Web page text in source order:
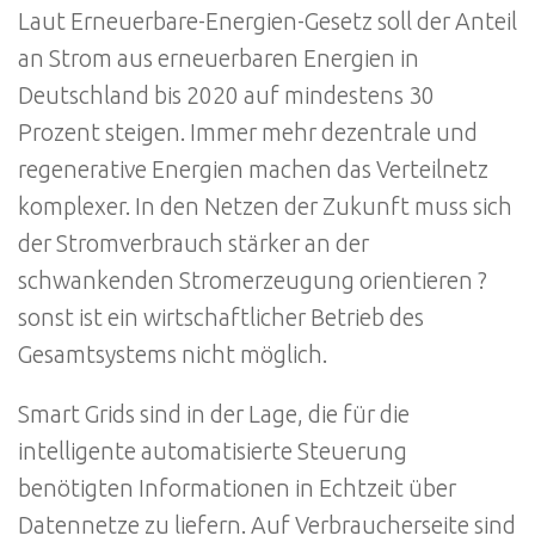
Laut Erneuerbare-Energien-Gesetz soll der Anteil
an Strom aus erneuerbaren Energien in
Deutschland bis 2020 auf mindestens 30
Prozent steigen. Immer mehr dezentrale und
regenerative Energien machen das Verteilnetz
komplexer. In den Netzen der Zukunft muss sich
der Stromverbrauch stärker an der
schwankenden Stromerzeugung orientieren ?
sonst ist ein wirtschaftlicher Betrieb des
Gesamtsystems nicht möglich.
Smart Grids sind in der Lage, die für die
intelligente automatisierte Steuerung
benötigten Informationen in Echtzeit über
Datennetze zu liefern. Auf Verbraucherseite sind